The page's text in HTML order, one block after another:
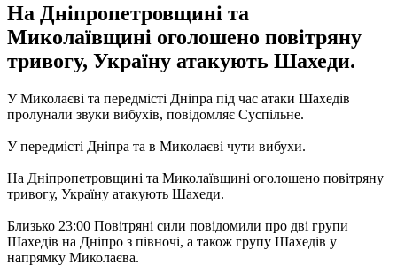
На Дніпропетровщині та
Миколаївщині оголошено повітряну
тривогу, Україну атакують Шахеди.
У Миколаєві та передмісті Дніпра під час атаки Шахедів
пролунали звуки вибухів, повідомляє Суспільне.
У передмісті Дніпра та в Миколаєві чути вибухи.
На Дніпропетровщині та Миколаївщині оголошено повітряну
тривогу, Україну атакують Шахеди.
Близько 23:00 Повітряні сили повідомили про дві групи
Шахедів на Дніпро з півночі, а також групу Шахедів у
напрямку Миколаєва.